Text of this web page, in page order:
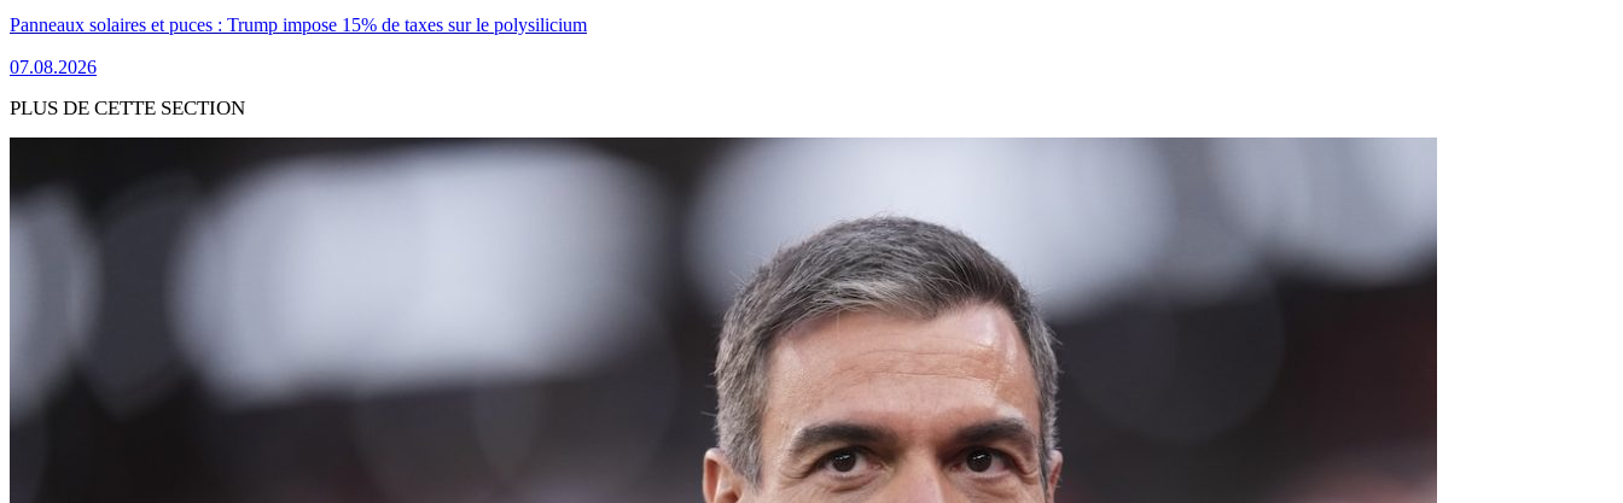
Panneaux solaires et puces : Trump impose 15% de taxes sur le polysilicium
07.08.2026
PLUS DE CETTE SECTION